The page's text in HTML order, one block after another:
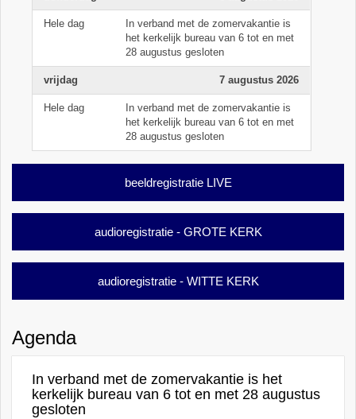
Hele dag
In verband met de zomervakantie is
het kerkelijk bureau van 6 tot en met
28 augustus gesloten
vrijdag 7 augustus 2026
Hele dag
In verband met de zomervakantie is
het kerkelijk bureau van 6 tot en met
28 augustus gesloten
beeldregistratie LIVE
audioregistratie - GROTE KERK
audioregistratie - WITTE KERK
Agenda
In verband met de zomervakantie is het
kerkelijk bureau van 6 tot en met 28 augustus
gesloten